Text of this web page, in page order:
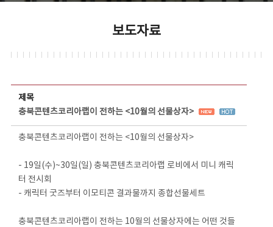
보도자료
제목
충북콘텐츠코리아랩이 전하는 <10월의 선물상자>
충북콘텐츠코리아랩이 전하는 <10월의 선물상자>
- 19일(수)~30일(일) 충북콘텐츠코리아랩 로비에서 미니 캐릭
터 전시회
- 캐릭터 굿즈부터 이모티콘 결과물까지 종합선물세트
충북콘텐츠코리아랩이 전하는 10월의 선물상자에는 어떤 것들